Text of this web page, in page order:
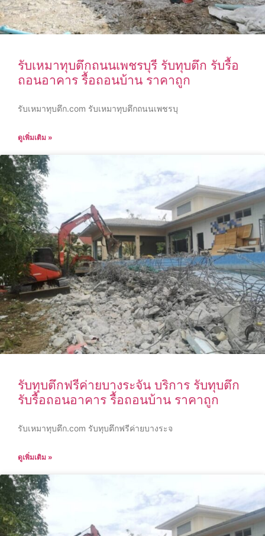
รับเหมาทุบตึกถนนเพชรบุรี รับทุบตึก รับรื้อ
ถอนอาคาร รื้อถอนบ้าน ราคาถูก
รับเหมาทุบตึก.com รับเหมาทุบตึกถนนเพชรบุ
ดูเพิ่มเติม »
รับทุบตึกฟรีค่ายบางระจัน บริการ รับทุบตึก
รับรื้อถอนอาคาร รื้อถอนบ้าน ราคาถูก
รับเหมาทุบตึก.com รับทุบตึกฟรีค่ายบางระจ
ดูเพิ่มเติม »